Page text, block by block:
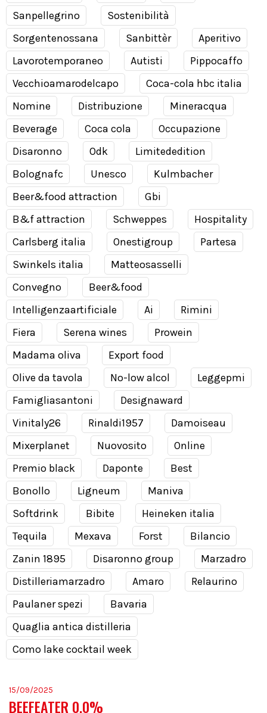
Sanpellegrino
Sostenibilità
Sorgentenossana
Sanbittèr
Aperitivo
Lavorotemporaneo
Autisti
Pippocaffo
Vecchioamarodelcapo
Coca-cola hbc italia
Nomine
Distribuzione
Mineracqua
Beverage
Coca cola
Occupazione
Disaronno
Odk
Limitededition
Bolognafc
Unesco
Kulmbacher
Beer&food attraction
Gbi
B&f attraction
Schweppes
Hospitality
Carlsberg italia
Onestigroup
Partesa
Swinkels italia
Matteosasselli
Convegno
Beer&food
Intelligenzaartificiale
Ai
Rimini
Fiera
Serena wines
Prowein
Madama oliva
Export food
Olive da tavola
No-low alcol
Leggepmi
Famigliasantoni
Designaward
Vinitaly26
Rinaldi1957
Damoiseau
Mixerplanet
Nuovosito
Online
Premio black
Daponte
Best
Bonollo
Ligneum
Maniva
Softdrink
Bibite
Heineken italia
Tequila
Mexava Forst
Bilancio
Zanin 1895
Disaronno group
Marzadro
Distilleriamarzadro
Amaro
Relaurino
Paulaner spezi
Bavaria
Quaglia antica distilleria
Como lake cocktail week
15/09/2025
BEEFEATER 0.0%